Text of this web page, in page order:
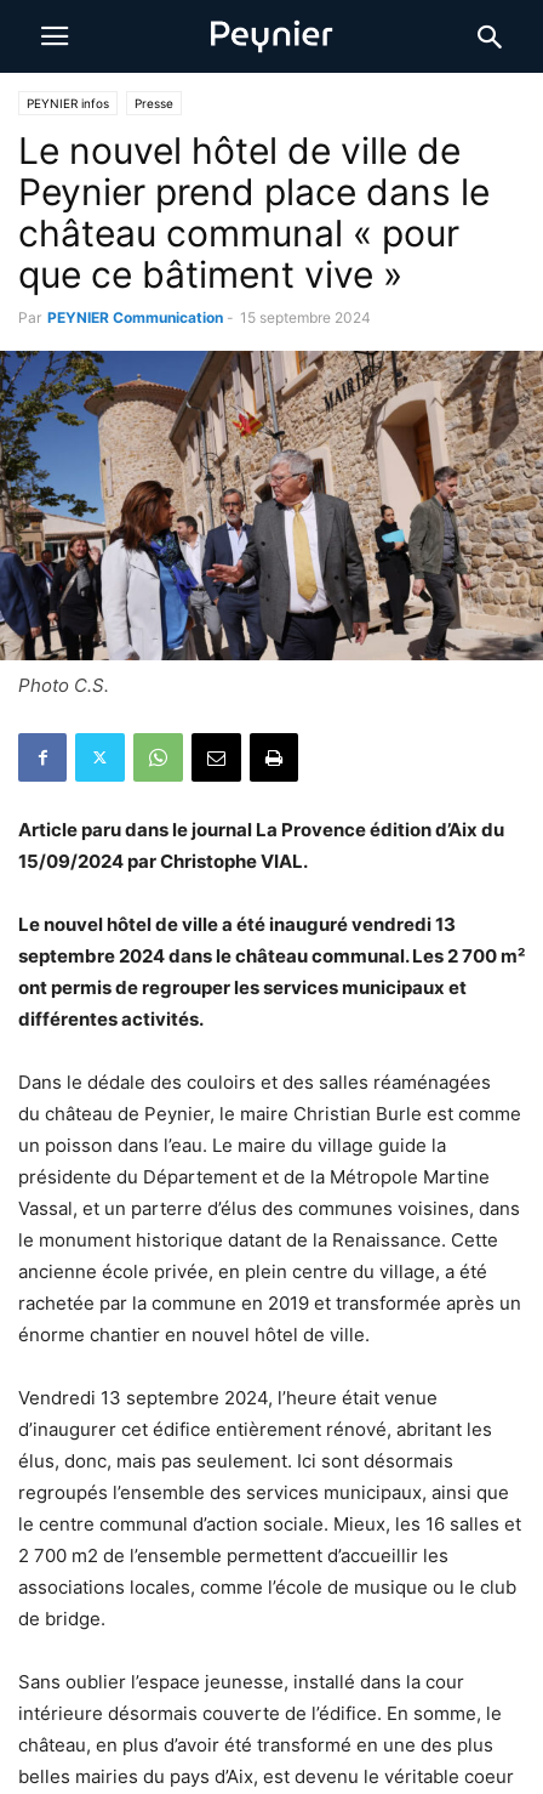
PEYNIER infos Presse
Le nouvel hôtel de ville de
Peynier prend place dans le
château communal « pour
que ce bâtiment vive »
Par PEYNIER Communication - 15 septembre 2024
Photo C.S.
Article paru dans le journal La Provence édition d’Aix du
15/09/2024 par Christophe VIAL.
Le nouvel hôtel de ville a été inauguré vendredi 13
septembre 2024 dans le château communal. Les 2 700 m²
ont permis de regrouper les services municipaux et
différentes activités.
Dans le dédale des couloirs et des salles réaménagées
du château de Peynier, le maire Christian Burle est comme
un poisson dans l’eau. Le maire du village guide la
présidente du Département et de la Métropole Martine
Vassal, et un parterre d’élus des communes voisines, dans
le monument historique datant de la Renaissance. Cette
ancienne école privée, en plein centre du village, a été
rachetée par la commune en 2019 et transformée après un
énorme chantier en nouvel hôtel de ville.
Vendredi 13 septembre 2024, l’heure était venue
d’inaugurer cet édifice entièrement rénové, abritant les
élus, donc, mais pas seulement. Ici sont désormais
regroupés l’ensemble des services municipaux, ainsi que
le centre communal d’action sociale. Mieux, les 16 salles et
2 700 m2 de l’ensemble permettent d’accueillir les
associations locales, comme l’école de musique ou le club
de bridge.
Sans oublier l’espace jeunesse, installé dans la cour
intérieure désormais couverte de l’édifice. En somme, le
château, en plus d’avoir été transformé en une des plus
belles mairies du pays d’Aix, est devenu le véritable coeur